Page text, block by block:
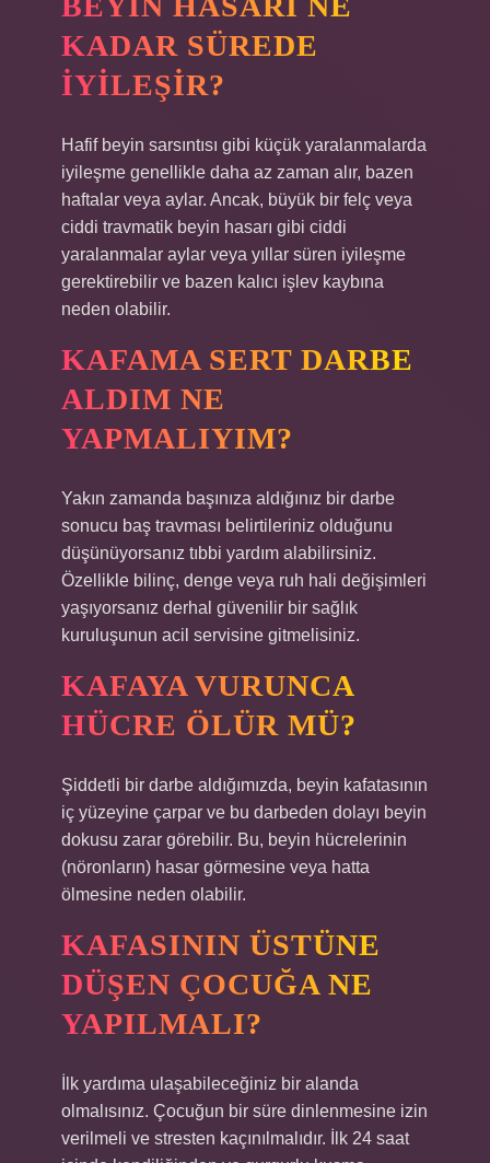
KADAR SÜREDE
IYILEŞIR?
Hafif beyin sarsıntısı gibi küçük yaralanmalarda
iyileşme genellikle daha az zaman alır, bazen
haftalar veya aylar. Ancak, büyük bir felç veya
ciddi travmatik beyin hasarı gibi ciddi
yaralanmalar aylar veya yıllar süren iyileşme
gerektirebilir ve bazen kalıcı işlev kaybına
neden olabilir.
KAFAMA SERT DARBE
ALDIM NE
YAPMALIYIM?
Yakın zamanda başınıza aldığınız bir darbe
sonucu baş travması belirtileriniz olduğunu
düşünüyorsanız tıbbi yardım alabilirsiniz.
Özellikle bilinç, denge veya ruh hali değişimleri
yaşıyorsanız derhal güvenilir bir sağlık
kuruluşunun acil servisine gitmelisiniz.
KAFAYA VURUNCA
HÜCRE ÖLÜR MÜ?
Şiddetli bir darbe aldığımızda, beyin kafatasının
iç yüzeyine çarpar ve bu darbeden dolayı beyin
dokusu zarar görebilir. Bu, beyin hücrelerinin
(nöronların) hasar görmesine veya hatta
ölmesine neden olabilir.
KAFASININ ÜSTÜNE
DÜŞEN ÇOCUĞA NE
YAPILMALI?
İlk yardıma ulaşabileceğiniz bir alanda
olmalısınız. Çocuğun bir süre dinlenmesine izin
verilmeli ve stresten kaçınılmalıdır. İlk 24 saat